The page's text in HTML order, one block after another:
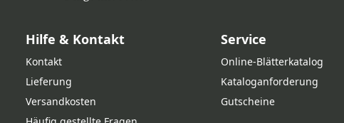
Hilfe & Kontakt
Kontakt
Lieferung
Versandkosten
Service
Online‑Blätterkatalog
Kataloganforderung
Gutscheine